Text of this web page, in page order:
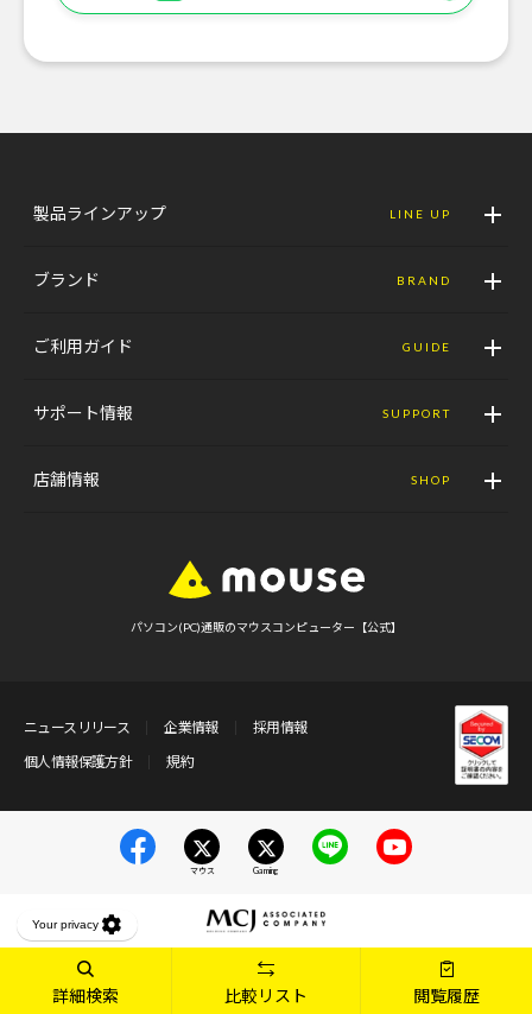
詳細検索 比較リスト 閲覧履歴
製品ラインアップ LINE UP
ブランド BRAND
ご利用ガイド GUIDE
サポート情報 SUPPORT
店舗情報 SHOP
パソコン(PC)通販のマウスコンピューター【公式】
ニュースリリース 企業情報
採用情報
個人情報保護方針
規約
マウス Gaming